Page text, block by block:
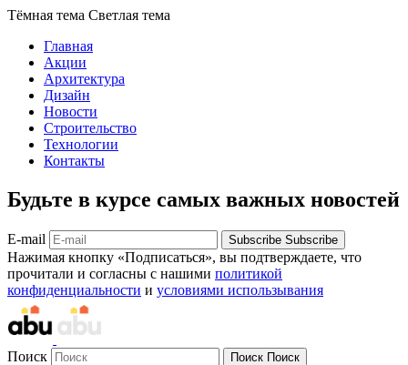
Тёмная тема Светлая тема
Главная
Акции
Архитектура
Дизайн
Новости
Строительство
Технологии
Контакты
Будьте в курсе самых важных новостей
E-mail Subscribe Subscribe
Нажимая кнопку «Подписаться», вы подтверждаете, что
прочитали и согласны с нашими политикой
конфиденциальности и условиями использывания
Поиск Поиск Поиск